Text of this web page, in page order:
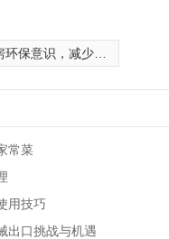
识，减少食材浪费
常菜
用技巧
出口挑战与机遇